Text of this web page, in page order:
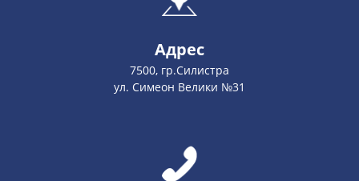
Адрес
7500, гр.Силистра
ул. Симеон Велики №31